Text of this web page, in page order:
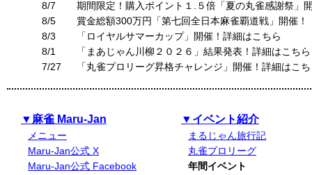
8/7
期間限定！購入ポイント１.５倍「夏の丸雀感謝祭」
8/5
賞金総額300万円「第七回全日本麻雀覇道戦」開催！
8/3
「ロイヤルサマーカップ」開催！詳細はこちら
8/1
「まあじゃん川柳２０２６」結果発表！詳細はこちら
7/27
「丸雀プロリーグ昇格チャレンジ」開催！詳細はこ
▼麻雀 Maru-Jan
メニュー
Maru-Jan公式 X
Maru-Jan公式 Facebook
▼イベント紹介
まるじゃん旅行記
丸雀プロリーグ
年間イベント